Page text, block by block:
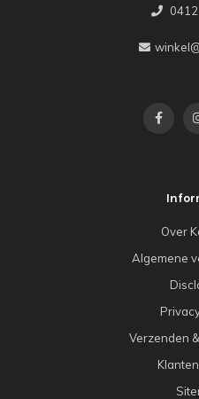
Over
Algemene
Verzenden